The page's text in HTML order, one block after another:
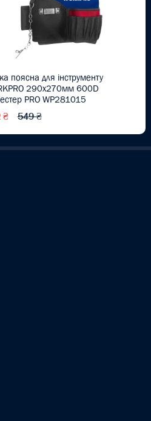
поясна для інструменту
290x270мм 600D
PRO WP281015
₴ 549 ₴